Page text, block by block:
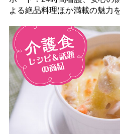
よる絶品料理ほか満載の魅力